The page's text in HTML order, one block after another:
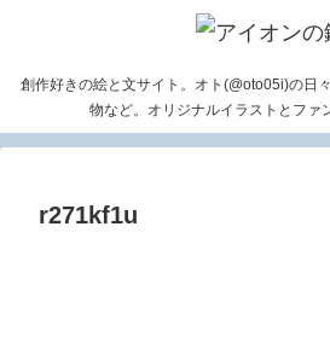
創作好きの絵と文サイト。オト(@oto05i)の日
物など。オリジナルイラストとファ
r271kf1u